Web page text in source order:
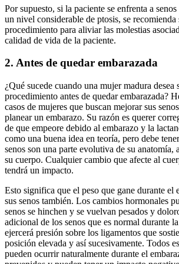
Por supuesto, si la paciente se enfrenta a
un nivel considerable de ptosis, se recomienda
procedimiento para aliviar las molestias
calidad de vida de la paciente.
2. Antes de quedar embarazada
¿Qué sucede cuando una mujer madura desea
procedimiento antes de quedar embarazada?
casos de mujeres que buscan mejorar sus
planear un embarazo. Su razón es querer
de que empeore debido al embarazo y la
como una buena idea en teoría, pero debe
senos son una parte evolutiva de su anatomía,
su cuerpo. Cualquier cambio que afecte al
tendrá un impacto.
Esto significa que el peso que gane durante el
sus senos también. Los cambios hormonales
senos se hinchen y se vuelvan pesados y
adicional de los senos que es normal durante
ejercerá presión sobre los ligamentos que
posición elevada y así sucesivamente. Todos
pueden ocurrir naturalmente durante el